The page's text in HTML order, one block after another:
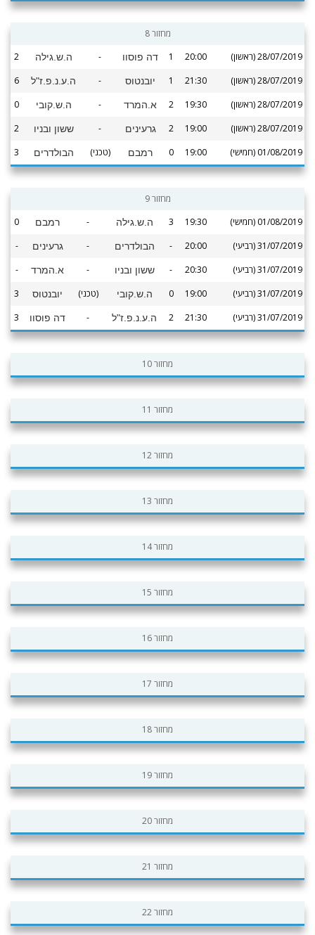
מחזור 8
28/07/2019 (ראשון)
20:00
1 דה פוסוו - ה.ש.גילה
2
28/07/2019 (ראשון)
21:30
1 יובנטוס - ה.ע.נ.פ.ז"ל
6
28/07/2019 (ראשון)
19:30
2 א.המרד - ה.ש.קובי
0
28/07/2019 (ראשון)
19:00
2 גרעינים - ששון ובניו
2
01/08/2019 (חמישי)
19:00
0 רמבם (טכני) הבולדרים 3
מחזור 9
01/08/2019 (חמישי)
19:30
3 ה.ש.גילה - רמבם
0
31/07/2019 (רביעי)
20:00
- הבולדרים - גרעינים
-
31/07/2019 (רביעי)
20:30
- ששון ובניו - א.המרד
-
31/07/2019 (רביעי)
19:00
0 ה.ש.קובי (טכני) יובנטוס
3
31/07/2019 (רביעי)
21:30
2 ה.ע.נ.פ.ז"ל - דה פוסוו 3
מחזור 10
מחזור 11
מחזור 12
מחזור 13
מחזור 14
מחזור 15
מחזור 16
מחזור 17
מחזור 18
מחזור 19
מחזור 20
מחזור 21
מחזור 22